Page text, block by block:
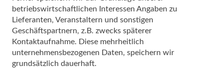
betriebswirtschaftlichen Interessen Angaben zu
Lieferanten, Veranstaltern und sonstigen
Geschäftspartnern, z.B. zwecks späterer
Kontaktaufnahme. Diese mehrheitlich
unternehmensbezogenen Daten, speichern wir
grundsätzlich dauerhaft.